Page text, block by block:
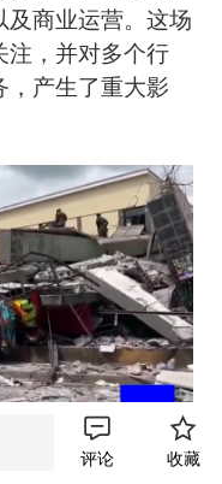
及商业运营。这场
注，并对多个行
，产生了重大影
评论 收藏